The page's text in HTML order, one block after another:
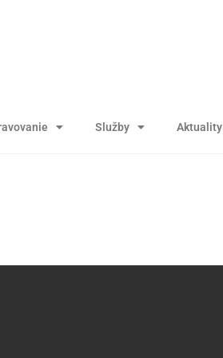
Služby Aktuality